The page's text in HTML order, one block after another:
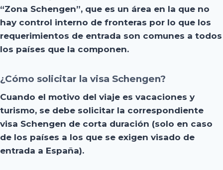
“Zona Schengen”, que es un área en la que no
hay control interno de fronteras por lo que los
requerimientos de entrada son comunes a todos
los países que la componen.
¿Cómo solicitar la visa Schengen?
Cuando el motivo del viaje es vacaciones y
turismo, se debe solicitar la correspondiente
visa Schengen de corta duración (solo en caso
de los países a los que se exigen visado de
entrada a España).